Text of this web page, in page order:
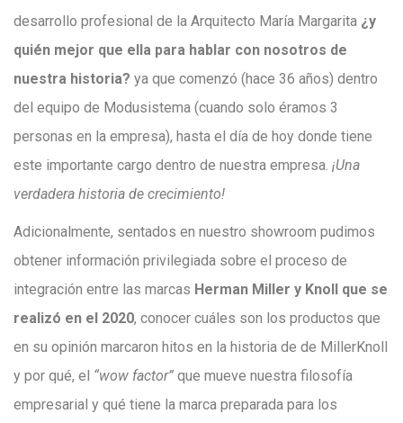
desarrollo profesional de la Arquitecto María Margarita ¿y
quién mejor que ella para hablar con nosotros de
nuestra historia? ya que comenzó (hace 36 años) dentro
del equipo de Modusistema (cuando solo éramos 3
personas en la empresa), hasta el día de hoy donde tiene
este importante cargo dentro de nuestra empresa. ¡Una
verdadera historia de crecimiento!
Adicionalmente, sentados en nuestro showroom pudimos
obtener información privilegiada sobre el proceso de
integración entre las marcas Herman Miller y Knoll que se
realizó en el 2020, conocer cuáles son los productos que
en su opinión marcaron hitos en la historia de de MillerKnoll
y por qué, el “wow factor” que mueve nuestra filosofía
empresarial y qué tiene la marca preparada para los